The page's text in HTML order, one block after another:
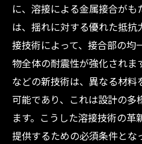
に、溶接による金属接合が
は、揺れに対する優れた抵
接技術によって、接合部の均
物全体の耐震性が強化されま
などの新技術は、異なる材
可能であり、これは設計の多
ます。こうした溶接技術の革
提供するための必須条件とな